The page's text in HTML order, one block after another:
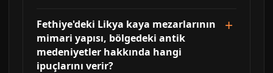
Fethiye'deki Likya kaya mezarlarının
mimari yapısı, bölgedeki antik
medeniyetler hakkında hangi
ipuçlarını verir?